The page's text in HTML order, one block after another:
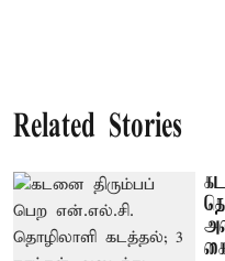
Related Stories